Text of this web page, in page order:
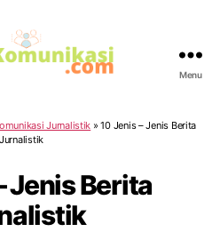
Menu
Jurnalistik »10 Jenis – Jenis Berita
Jurnalistik
Jenis Berita